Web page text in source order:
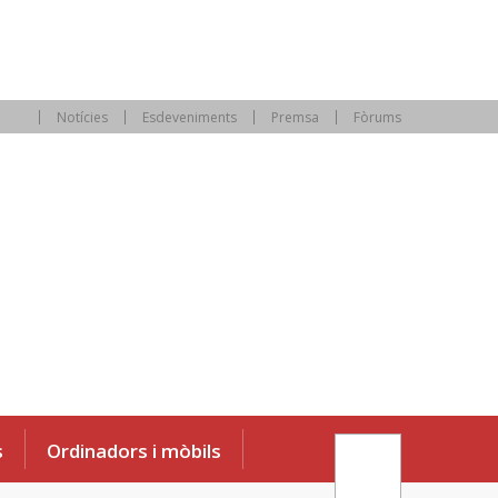
Notícies Esdeveniments Premsa Fòrums
Ordinadors i mòbils